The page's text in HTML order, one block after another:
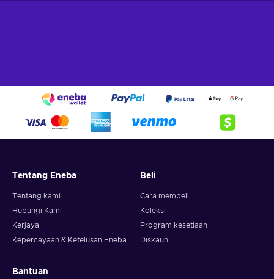
Tentang Eneba
Tentang kami
Hubungi Kami
Kerjaya
Kepercayaan & Ketelusan Eneba
Beli
Cara membeli
Koleksi
Program kesetiaan
Diskaun
Bantuan